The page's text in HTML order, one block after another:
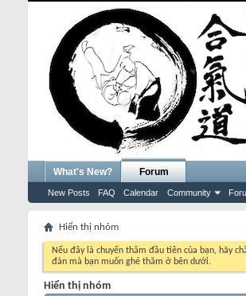
What's New? Forum
New Posts FAQ Calendar Community
Hiển thị nhóm
Nếu đây là chuyến thăm đầu tiên của bạn, hãy
đàn mà bạn muốn ghé thăm ở bên dưới.
Hiển thị nhóm